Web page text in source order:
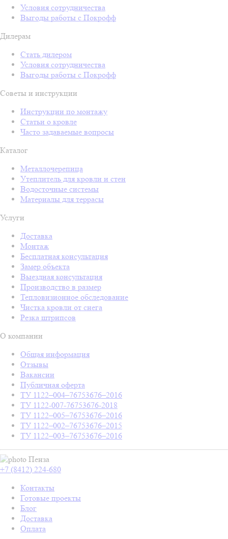
Условия сотрудничества
Выгоды работы с Покрофф
Дилерам
Стать дилером
Условия сотрудничества
Выгоды работы с Покрофф
Советы и инструкции
Инструкции по монтажу
Статьи о кровле
Часто задаваемые вопросы
Каталог
Металлочерепица
Утеплитель для кровли и стен
Водосточные системы
Материалы для террасы
Услуги
Доставка
Монтаж
Бесплатная консультация
Замер объекта
Выездная консультация
Производство в размер
Тепловизионное обследование
Чистка кровли от снега
Резка штрипсов
О компании
Общая информация
Отзывы
Вакансии
Публичная оферта
ТУ 1122–004–76753676–2016
ТУ 1122-007-76753676-2018
ТУ 1122–005–76753676–2016
ТУ 1122–002–76753676–2015
ТУ 1122–003–76753676–2016
Пенза
+7 (8412) 224-680
Контакты
Готовые проекты
Блог
Доставка
Оплата